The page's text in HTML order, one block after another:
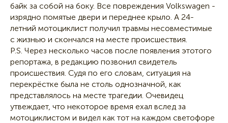
байк за собой на боку. Все повреждения Volkswagen -
изрядно помятые двери и переднее крыло. А 24-
летний мотоциклист получил травмы несовместимые
с жизнью и скончался на месте происшествия.
P.S. Через несколько часов после появления этотого
репортажа, в редакцию позвонил свидетель
происшествия. Судя по его словам, ситуация на
перекрёстке была не столь однозначной, как
представлялось на месте трагедии. Очевидец
утвеждает, что некоторое время ехал вслед за
мотоциклистом и видел как тот на каждом светофоре